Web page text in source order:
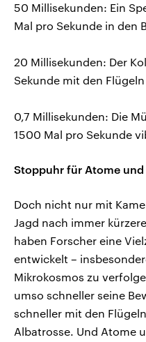
50 Millisekunden: Ein
Mal pro Sekunde in den
20 Millisekunden: Der
Sekunde mit den
0,7 Millisekunden: Die
1500 Mal pro Sekunde
Stoppuhr für Atome und
Doch nicht nur mit
Jagd nach immer
haben Forscher eine
entwickelt –
Mikrokosmos zu
umso schneller seine
schneller mit den
Albatrosse. Und Atome